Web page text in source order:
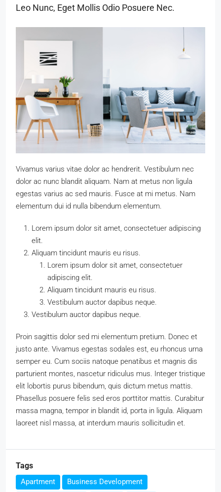
Leo Nunc, Eget Mollis Odio Posuere Nec.
Vivamus varius vitae dolor ac hendrerit. Vestibulum nec
dolor ac nunc blandit aliquam. Nam at metus non ligula
egestas varius ac sed mauris. Fusce at mi metus. Nam
elementum dui id nulla bibendum elementum.
Lorem ipsum dolor sit amet, consectetuer adipiscing
elit.
Aliquam tincidunt mauris eu risus.
Lorem ipsum dolor sit amet, consectetuer
adipiscing elit.
Aliquam tincidunt mauris eu risus.
Vestibulum auctor dapibus neque.
Vestibulum auctor dapibus neque.
Proin sagittis dolor sed mi elementum pretium. Donec et
justo ante. Vivamus egestas sodales est, eu rhoncus urna
semper eu. Cum sociis natoque penatibus et magnis dis
parturient montes, nascetur ridiculus mus. Integer tristique
elit lobortis purus bibendum, quis dictum metus mattis.
Phasellus posuere felis sed eros porttitor mattis. Curabitur
massa magna, tempor in blandit id, porta in ligula. Aliquam
laoreet nisl massa, at interdum mauris sollicitudin et.
Tags
Apartment
Business Development